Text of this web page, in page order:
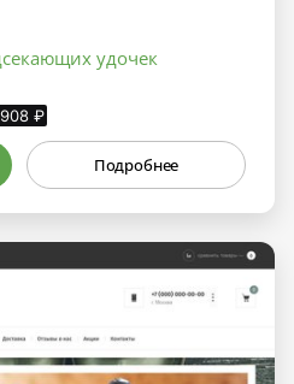
удочек
₽
Подробнее